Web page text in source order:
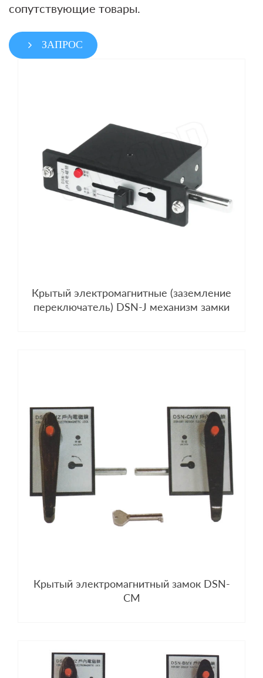
сопутствующие товары.
ЗАПРОС
Крытый электромагнитные (заземление
переключатель) DSN-J механизм замки
Крытый электромагнитный замок DSN-
CM